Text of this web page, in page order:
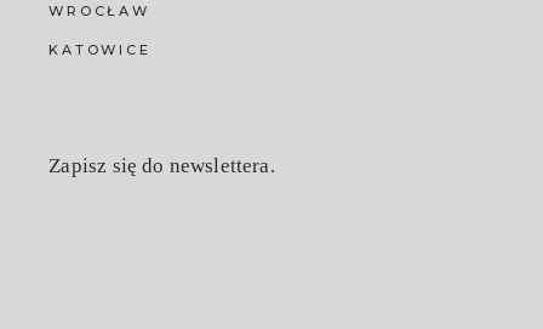
WROCŁAW
KATOWICE
Zapisz się do newslettera.